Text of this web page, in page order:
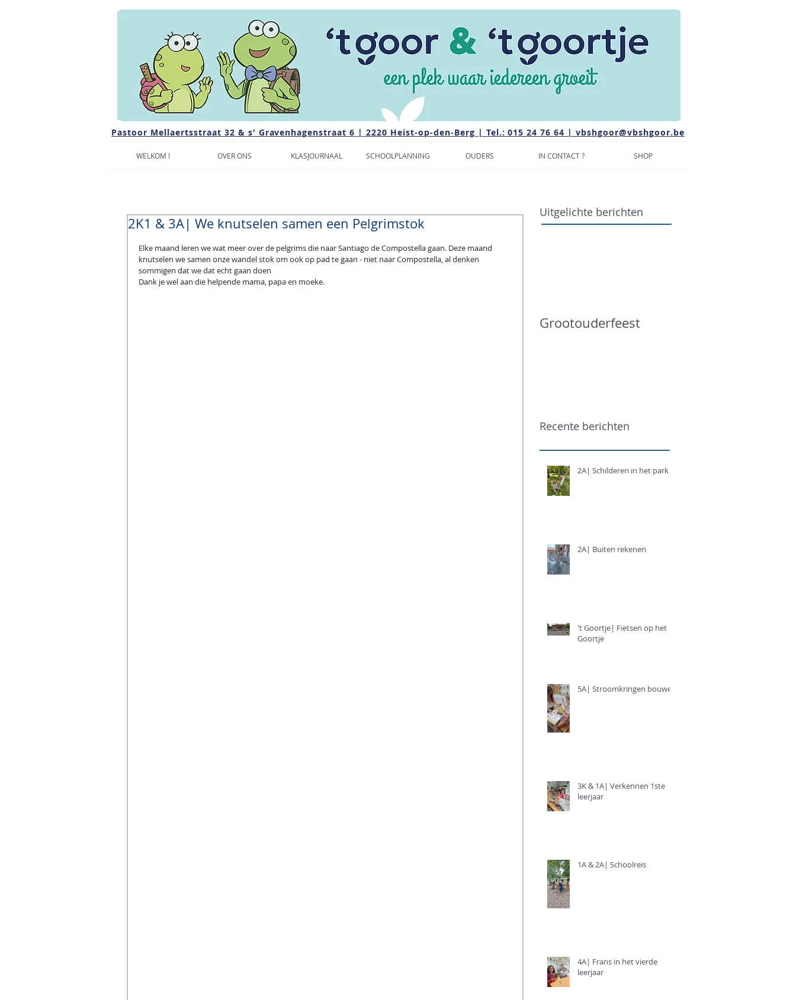
Pastoor Mellaertsstraat 32 & s' Gravenhagenstraat 6 | 2220 Heist-op-den-Berg | Tel.: 015 24 76 64 |vbshgoor@vbshgoor.be
WELKOM ! OVER ONS KLASJOURNAAL SCHOOLPLANNING OUDERS IN CONTACT ? SHOP
2K1 & 3A| We knutselen samen een Pelgrimstok
Elke maand leren we wat meer over de pelgrims die naar Santiago de Compostella gaan. Deze maand
knutselen we samen onze wandel stok om ook op pad te gaan - niet naar Compostella, al denken
sommigen dat we dat echt gaan doen
Dank je wel aan die helpende mama, papa en moeke.
Uitgelichte berichten
Grootouderfeest
Recente berichten
2A| Schilderen in het park
2A| Buiten rekenen
't Goortje| Fietsen op het
Goortje
5A| Stroomkringen bouwen
3K & 1A| Verkennen 1ste
leerjaar
1A & 2A| Schoolreis
4A| Frans in het vierde
leerjaar